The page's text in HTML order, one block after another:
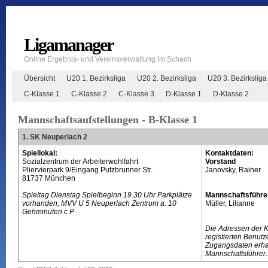
Ligamanager
Online Ergebnis- und Vereinsverwaltung im Schach
Übersicht U20 1. Bezirksliga U20 2. Bezirksliga
U20 3. Bezirksliga
C-Klasse 1
C-Klasse 2 C-Klasse 3 D-Klasse 1 D-Klasse 2
Mannschaftsaufstellungen - B-Klasse 1
1. SK Neuperlach 2
Spiellokal:
Sozialzentrum der Arbeiterwohlfahrt
Pliervierpark 9/Eingang Putzbrunner Str.
81737 München
Spieltag Dienstag Spielbeginn 19.30 Uhr Parkplätze
vorhanden, MVV U 5 Neuperlach Zentrum a. 10
Gehminuten c P
Kontaktdaten:
Vorstand
Janovsky, Rainer
Müller, Lilianne
Die Adressen der
registierten
Zugangsdaten
Mannschaftsführer.